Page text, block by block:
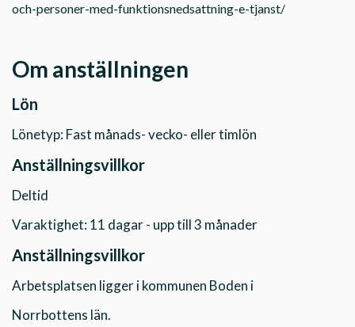
och-personer-med-funktionsnedsattning-e-tjanst/
Om anställningen
Lön
Lönetyp: Fast månads- vecko- eller timlön
Anställningsvillkor
Deltid
Varaktighet: 11 dagar - upp till 3 månader
Anställningsvillkor
Arbetsplatsen ligger i kommunen Boden i
Norrbottens län.